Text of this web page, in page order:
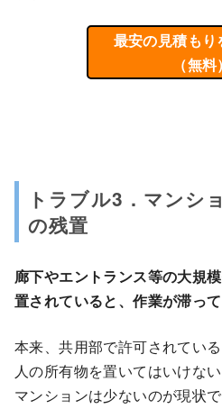
最安の見積もり
（無料）
トラブル3．マンシ
の残置
廊下やエントランス等の大規
置されていると、作業が滞っ
本来、共用部で許可されてい
人の所有物を置いてはいけな
マンションは少ないのが現状で